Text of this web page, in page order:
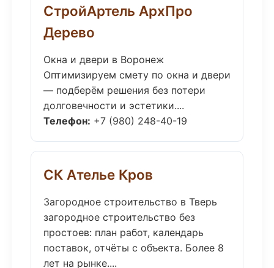
СтройАртель АрхПро
Дерево
Окна и двери в Воронеж
Оптимизируем смету по окна и двери
— подберём решения без потери
долговечности и эстетики....
Телефон: +7 (980) 248-40-19
СК Ателье Кров
Загородное строительство в Тверь
загородное строительство без
простоев: план работ, календарь
поставок, отчёты с объекта. Более 8
лет на рынке....